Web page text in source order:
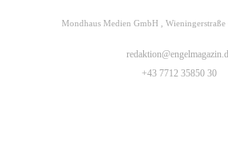
Mondhaus Medien GmbH ,
+43 7712 35850 30